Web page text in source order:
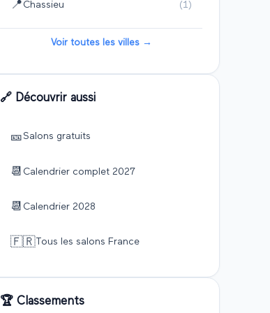
📍 Chassieu (1)
Voir toutes les villes →
🔗 Découvrir aussi
🎫Salons gratuits
📆 Calendrier complet 2027
📆 Calendrier 2028
🇫🇷Tous les salons France
🏆 Classements